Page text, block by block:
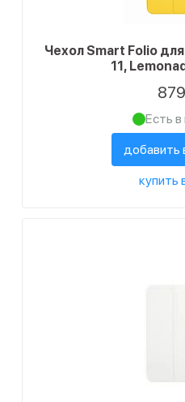
Чехол Smart Folio
11,
Есть в
добавить
купить